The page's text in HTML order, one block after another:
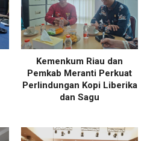
Kemenkum Riau dan
Pemkab Meranti Perkuat
Perlindungan Kopi Liberika
dan Sagu